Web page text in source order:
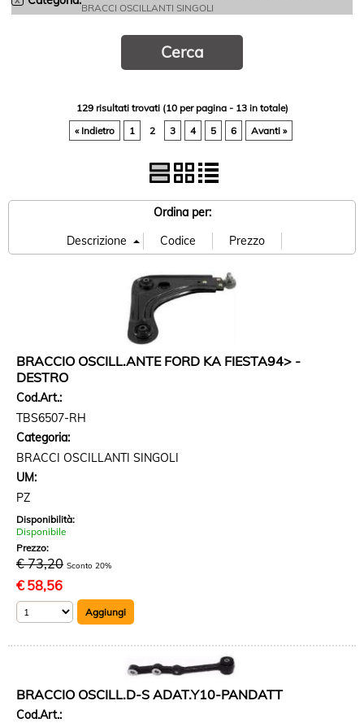
BRACCI SOSPENSIONEBRACCI OSCILLANTI SINGOLI
129 risultati trovati (10 per pagina - 13 in totale)
« Indietro
1 2 3 4 5 6 Avanti »
Ordina per:
BRACCIO OSCILL.ANTE FORD KA FIESTA94> -
DESTRO
Cod.Art.:
TBS6507-RH
Categoria:
BRACCI OSCILLANTI SINGOLI
UM:
PZ
Disponibilità:
Disponibile
Prezzo:
€ 73,20 Sconto 20%
€ 58,56
BRACCIO OSCILL.D-S ADAT.Y10-PANDATT
Cod.Art.: